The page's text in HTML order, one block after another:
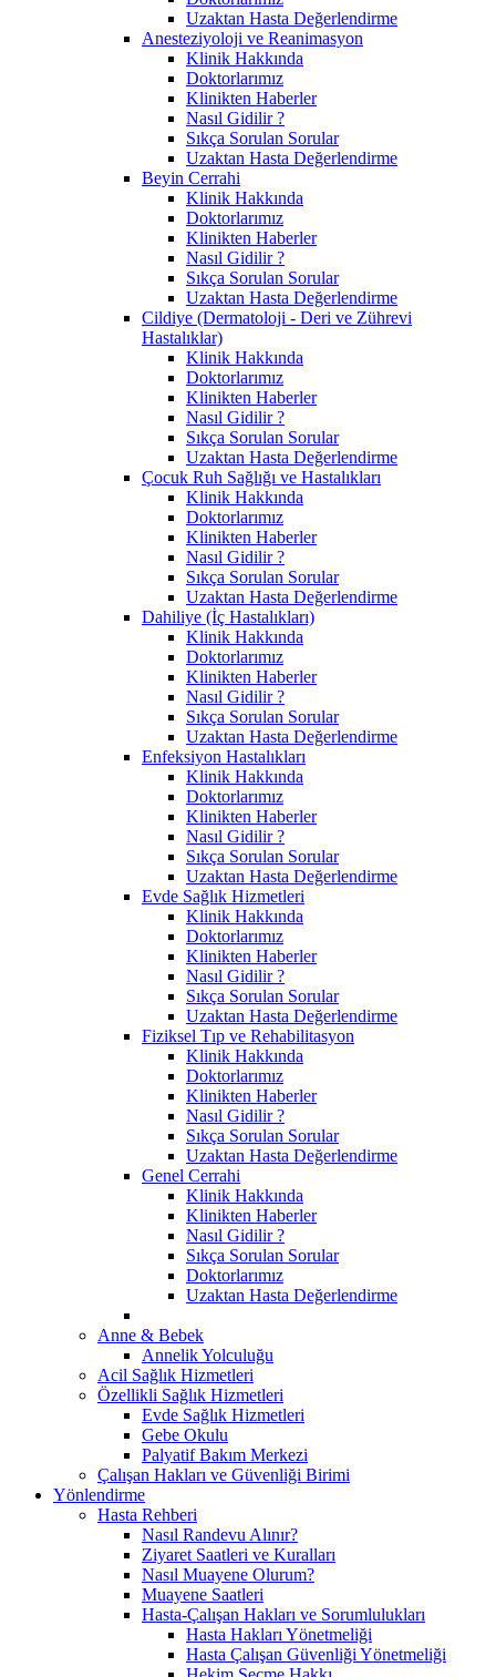
Uzaktan Hasta Değerlendirme
Anesteziyoloji ve Reanimasyon
Klinik Hakkında
Doktorlarımız
Klinikten Haberler
Nasıl Gidilir ?
Sıkça Sorulan Sorular
Uzaktan Hasta Değerlendirme
Beyin Cerrahi
Klinik Hakkında
Doktorlarımız
Klinikten Haberler
Nasıl Gidilir ?
Sıkça Sorulan Sorular
Uzaktan Hasta Değerlendirme
Cildiye (Dermatoloji - Deri ve Zührevi
Hastalıklar)
Klinik Hakkında
Doktorlarımız
Klinikten Haberler
Nasıl Gidilir ?
Sıkça Sorulan Sorular
Uzaktan Hasta Değerlendirme
Çocuk Ruh Sağlığı ve Hastalıkları
Klinik Hakkında
Doktorlarımız
Klinikten Haberler
Nasıl Gidilir ?
Sıkça Sorulan Sorular
Uzaktan Hasta Değerlendirme
Dahiliye (İç Hastalıkları)
Klinik Hakkında
Doktorlarımız
Klinikten Haberler
Nasıl Gidilir ?
Sıkça Sorulan Sorular
Uzaktan Hasta Değerlendirme
Enfeksiyon Hastalıkları
Klinik Hakkında
Doktorlarımız
Klinikten Haberler
Nasıl Gidilir ?
Sıkça Sorulan Sorular
Uzaktan Hasta Değerlendirme
Evde Sağlık Hizmetleri
Klinik Hakkında
Doktorlarımız
Klinikten Haberler
Nasıl Gidilir ?
Sıkça Sorulan Sorular
Uzaktan Hasta Değerlendirme
Fiziksel Tıp ve Rehabilitasyon
Klinik Hakkında
Doktorlarımız
Klinikten Haberler
Nasıl Gidilir ?
Sıkça Sorulan Sorular
Uzaktan Hasta Değerlendirme
Genel Cerrahi
Klinik Hakkında
Klinikten Haberler
Nasıl Gidilir ?
Sıkça Sorulan Sorular
Doktorlarımız
Uzaktan Hasta Değerlendirme
Anne & Bebek
Annelik Yolculuğu
Acil Sağlık Hizmetleri
Özellikli Sağlık Hizmetleri
Evde Sağlık Hizmetleri
Gebe Okulu
Palyatif Bakım Merkezi
Çalışan Hakları ve Güvenliği Birimi
Yönlendirme
Hasta Rehberi
Nasıl Randevu Alınır?
Ziyaret Saatleri ve Kuralları
Nasıl Muayene Olurum?
Muayene Saatleri
Hasta-Çalışan Hakları ve Sorumlulukları
Hasta Hakları Yönetmeliği
Hasta Çalışan Güvenliği Yönetmeliği